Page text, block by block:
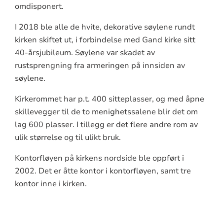
omdisponert.
I 2018 ble alle de hvite, dekorative søylene rundt
kirken skiftet ut, i forbindelse med Gand kirke sitt
40-årsjubileum. Søylene var skadet av
rustsprengning fra armeringen på innsiden av
søylene.
Kirkerommet har p.t. 400 sitteplasser, og med åpne
skillevegger til de to menighetssalene blir det om
lag 600 plasser. I tillegg er det flere andre rom av
ulik størrelse og til ulikt bruk.
Kontorfløyen på kirkens nordside ble oppført i
2002. Det er åtte kontor i kontorfløyen, samt tre
kontor inne i kirken.